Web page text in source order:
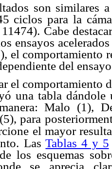
son similares
ciclos para la
Cabe
ensayos
el comportamiento
del
el comportamiento
una tabla dándole
Malo (1),
para
el mayor
LasTablas 4 y 5
los esquemas
se aprecia